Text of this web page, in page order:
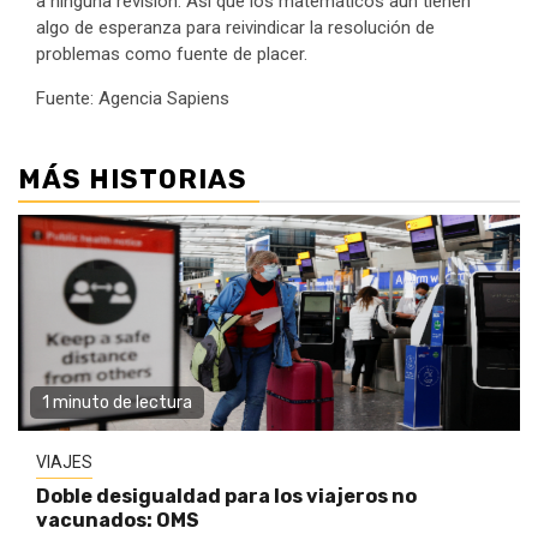
algo de esperanza para reivindicar la resolución de
problemas como fuente de placer.
Fuente: Agencia Sapiens
MÁS HISTORIAS
1 minuto de lectura
VIAJES
Doble desigualdad para los viajeros no
vacunados: OMS